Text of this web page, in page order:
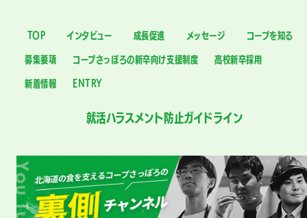
TOP インタビュー 成長促進 メッセージ コープを知る
募集要項 コープさっぽろの新卒向け支援制度 高校新卒採用
新着情報 ENTRY
就活ハラスメント防止ガイドライン